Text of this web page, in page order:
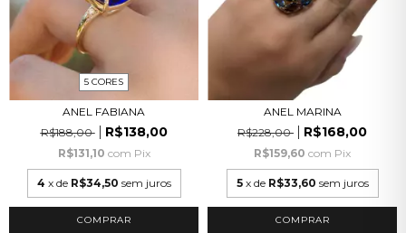
5 CORES
ANEL FABIANA
R$188,00
R$138,00
R$131,10 com Pix
4 x de R$34,50 sem juros
COMPRAR
ANEL MARINA
R$228,00
R$168,00
R$159,60 com Pix
5 x de R$33,60 sem juros
COMPRAR